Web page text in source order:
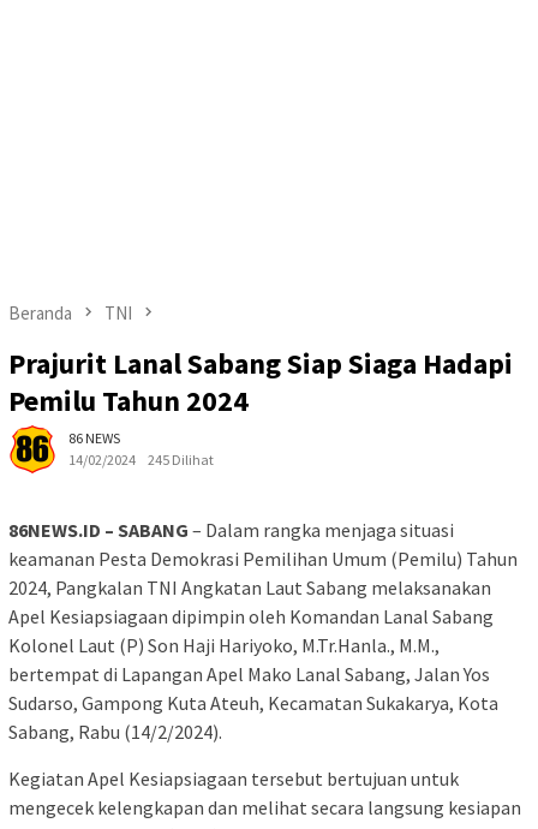
Beranda TNI
Prajurit Lanal Sabang Siap Siaga Hadapi
Pemilu Tahun 2024
86 NEWS
14/02/2024
245 Dilihat
86NEWS.ID – SABANG – Dalam rangka menjaga situasi
keamanan Pesta Demokrasi Pemilihan Umum (Pemilu) Tahun
2024, Pangkalan TNI Angkatan Laut Sabang melaksanakan
Apel Kesiapsiagaan dipimpin oleh Komandan Lanal Sabang
Kolonel Laut (P) Son Haji Hariyoko, M.Tr.Hanla., M.M.,
bertempat di Lapangan Apel Mako Lanal Sabang, Jalan Yos
Sudarso, Gampong Kuta Ateuh, Kecamatan Sukakarya, Kota
Sabang, Rabu (14/2/2024).
Kegiatan Apel Kesiapsiagaan tersebut bertujuan untuk
mengecek kelengkapan dan melihat secara langsung kesiapan